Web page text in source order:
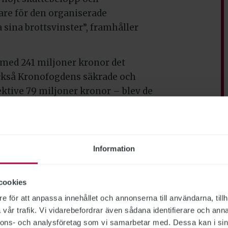
Information
för att anpassa innehållet och annonserna till användarna,
trafik. Vi vidarebefordrar även sådana identifierare och
och analysföretag som vi samarbetar med. Dessa kan i
för den organiserade
sina brottsvinster”, framhåller
241 miljoner kronor det
Kronofogdens säkrade och
79 miljoner kronor – blev de
av förhindrade felaktiga
totalt sett, från 526 till 461 år